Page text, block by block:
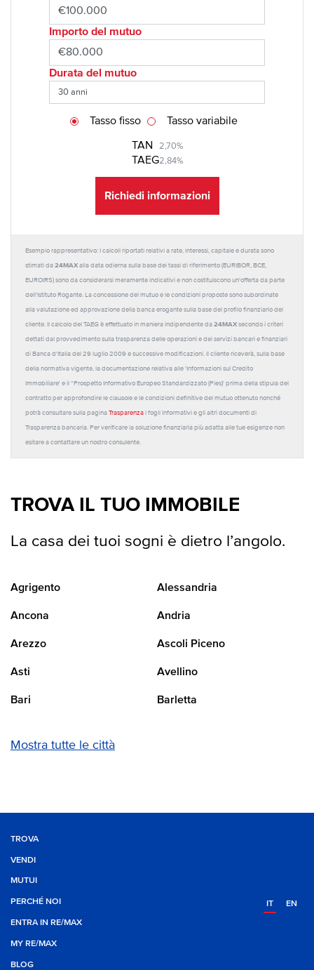
Importo del mutuo
Durata del mutuo
TAN 2,70%
TAEG2,84%
Tasso fisso Tasso variabile
Richiedi informazioni
Esempio rappresentativo: I calcoli riportati relativi a rate, interessi, capitale e durata sono
stimati da 24MAX alla data odierna sulla base dei tassi di riferimento (EURIBOR, BCE,
EUROIRS) sono da considerarsi meramente indicativi e non costituiscono un'offerta da parte
dell'Istituto Rogante. La concessione del mutuo e le condizioni proposte sono subordinate
alla valutazione ed approvazione della banca erogante sulla base del profilo finanziario del
cliente. Il calcolo del TAEG è effettuato in maniera indipendente da 24MAX secondo i criteri
dettati dal provvedimento sulla trasparenza delle operazioni e dei servizi bancari e finanziari
di Banca d'Italia del 29 luglio 2009 e successive modificazioni. Il cliente riceverà, sulla base
della normativa vigente, la documentazione relativa alle 'Informazioni sul Credito
Immobiliare' e il “Prospetto Informativo Europeo Standardizzato (Pies)' prima della stipula del
contratto per approfondire le clausole e le condizioni definitive del mutuo ottenuto nonché
potrà consultare sulla pagina Trasparenza i fogli informativi e gli altri documenti di
Trasparenza bancaria. Per verificare la soluzione finanziaria più adatta alle tue esigenze non
esitare a contattare un nostro consulente.
TROVA IL TUO IMMOBILE
La casa dei tuoi sogni è dietro l’angolo.
Agrigento Alessandria
Ancona Andria
Arezzo Ascoli Piceno
Asti Avellino
Bari Barletta
Mostra tutte le città
TROVA
VENDI
MUTUI
PERCHÉ NOI
ENTRA IN RE/MAX
MY RE/MAX
BLOG
IT EN